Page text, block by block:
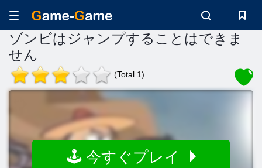
ゾンビはジャンプすることはできま
せん
(Total 1)
🕹️ 今すぐプレイ